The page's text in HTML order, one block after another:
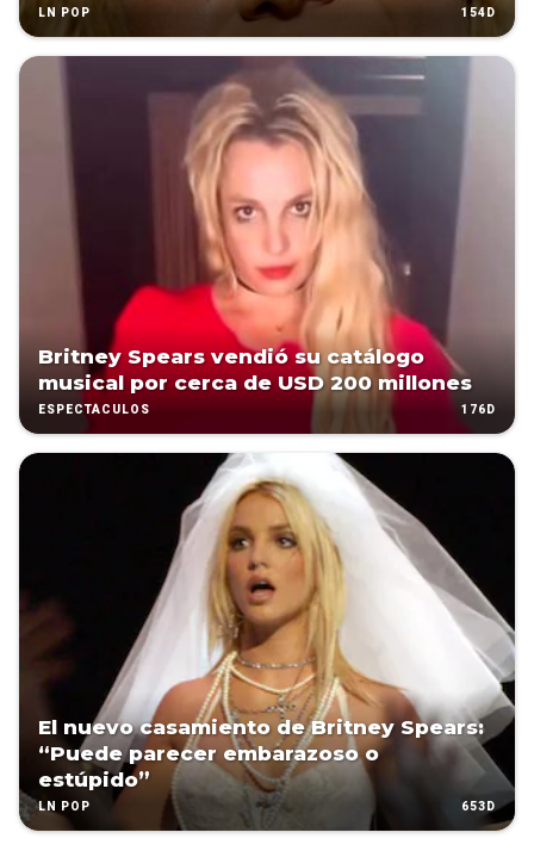
LN POP 154D
Britney Spears vendió su catálogo
musical por cerca de USD 200 millones
ESPECTÁCULOS 176D
El nuevo casamiento de Britney Spears:
“Puede parecer embarazoso o
estúpido”
LN POP 653D